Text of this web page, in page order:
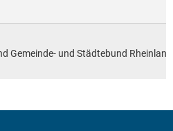
Gemeinde- und Städtebund